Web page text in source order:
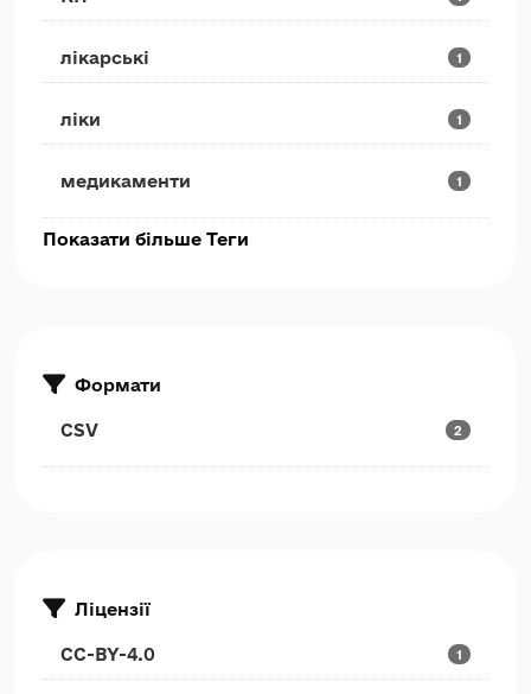
лікарські 1
ліки 1
медикаменти 1
Показати більше Теги
Формати
CSV 2
Ліцензії
CC-BY-4.0 1